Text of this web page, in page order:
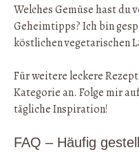
Welches Gemüse hast du
Geheimtipps? Ich bin
köstlichen vegetarischen
Für weitere leckere
Kategorie an. Folge mir
tägliche Inspiration!
FAQ – Häufig